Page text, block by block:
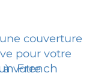
couverture
pour votre
à votre
French